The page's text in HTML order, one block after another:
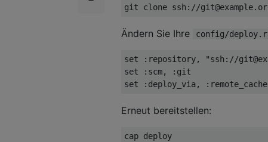
git clone ssh: //
Ändern Sie Ihre config/
set :repository,
"ssh://
set
:scm,
:git
set
:deploy_via, :remote_cache
Erneut bereitstellen: